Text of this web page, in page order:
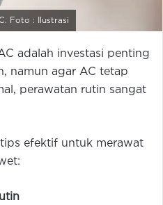
Foto : Ilustrasi
adalah investasi penting
namun agar AC tetap
perawatan rutin sangat
efektif untuk merawat